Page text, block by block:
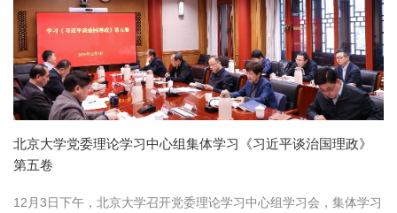
北京大学党委理论学习中心组集体学习《习近平谈治国理政》
第五卷
12月3日下午，北京大学召开党委理论学习中心组学习会，集体学习